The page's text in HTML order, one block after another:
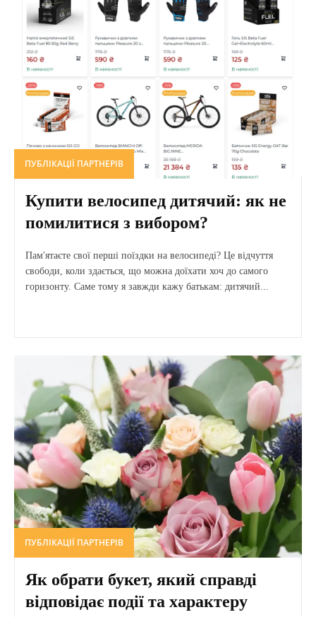
ПУБЛІКАЦІЇ ПАРТНЕРІВ
Купити велосипед дитячий: як не
помилитися з вибором?
Пам'ятаєте свої перші поїздки на велосипеді? Це відчуття
свободи, коли здається, що можна доїхати хоч до самого
горизонту. Саме тому я завжди кажу батькам: дитячий...
ПУБЛІКАЦІЇ ПАРТНЕРІВ
Як обрати букет, який справді
відповідає події та характеру